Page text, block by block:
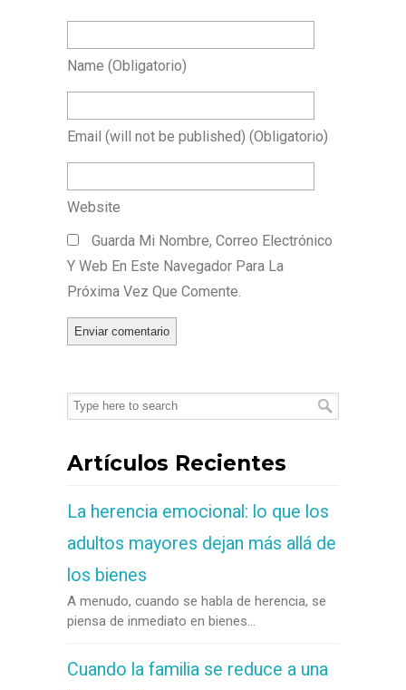
Name (obligatorio)
Email (will not be published) (obligatorio)
Website
Guarda Mi Nombre, Correo Electrónico
Y Web En Este Navegador Para La
Próxima Vez Que Comente.
Artículos Recientes
La herencia emocional: lo que los
adultos mayores dejan más allá de
los bienes
A menudo, cuando se habla de herencia, se
piensa de inmediato en bienes...
Cuando la familia se reduce a una